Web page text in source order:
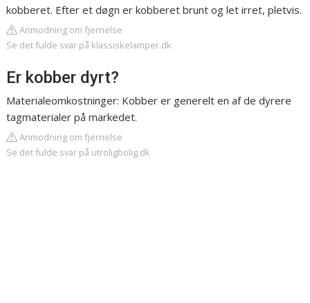
kobberet. Efter et døgn er kobberet brunt og let irret, pletvis.
Anmodning om fjernelse
Se det fulde svar på klassiskelamper.dk
Er kobber dyrt?
Materialeomkostninger: Kobber er generelt en af de dyrere
tagmaterialer på markedet.
Anmodning om fjernelse
Se det fulde svar på utroligbolig.dk